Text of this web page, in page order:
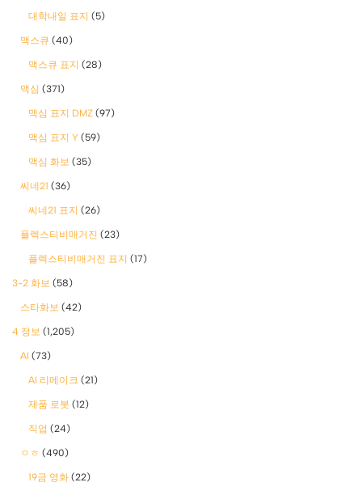
대학내일 표지 (5)
맥스큐 (40)
맥스큐 표지 (28)
맥심 (371)
맥심 표지 DMZ (97)
맥심 표지 Y (59)
맥심 화보 (35)
씨네21 (36)
씨네21 표지 (26)
플렉스티비매거진 (23)
플렉스티비매거진 표지 (17)
3-2 화보 (58)
스타화보 (42)
4 정보 (1,205)
AI (73)
AI 리메이크 (21)
제품 로봇 (12)
직업 (24)
ㅇㅎ (490)
19금 영화 (22)